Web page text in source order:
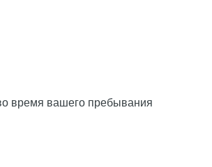
время вашего пребывания